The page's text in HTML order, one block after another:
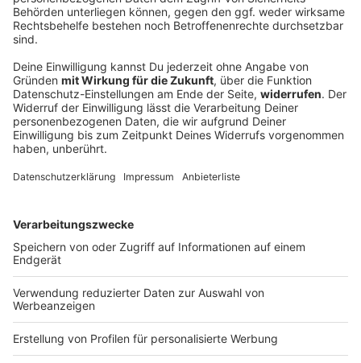
Freier Fall in die Tiefe: Apnoetaucher will
Rekord brechen
Der Apnoetaucher Minja Marinković will im
Starnberger See einen neuen deutschen Rekord
und bei neun bar Druck 85 Meter tief zu tauchen?
DEINE GEMERKTEN ARTIKEL
Du hast dir noch keine Artikel gemerkt
Markiere sie hierfür mit einem